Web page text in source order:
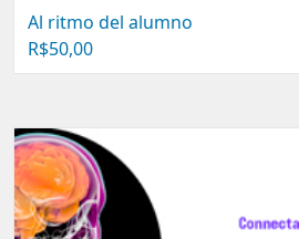
Al ritmo del alumno
R$50,00